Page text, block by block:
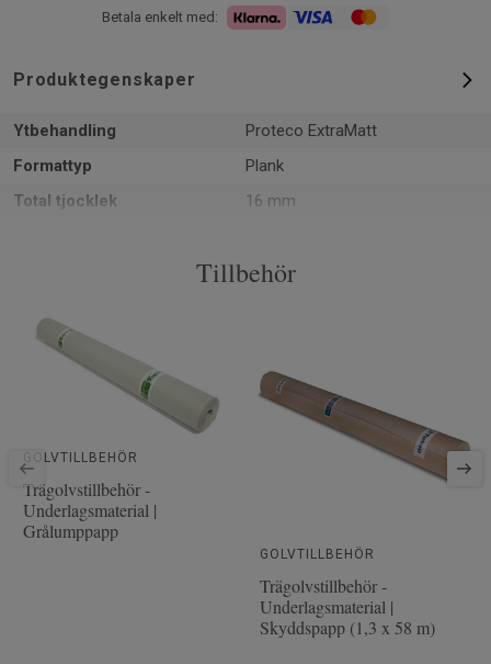
Betala enkelt med:
Produktegenskaper
Ytbehandling
Proteco ExtraMatt
Formattyp
Plank
Total tjocklek
16 mm
Ja
Artiklar per paket
Läggningsmetod
Klick
7806020
Längd
Tjocklek slitskikt
19.2 cm
Tillbehör
GOLVTILLBEHÖR
Trägolvstillbehör -
Underlagsmaterial |
Grålumppapp
GOLVTILLBEHÖR
Trägolvstillbehör -
Underlagsmaterial |
Skyddspapp (1,3 x 58 m)